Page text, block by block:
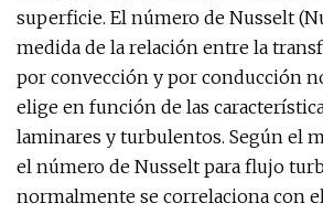
superficie. El número de Nusselt
medida de la relación entre la
por convección y por conducción
elige en función de las
laminares y turbulentos. Según el
el número de Nusselt para flujo
normalmente se correlaciona con